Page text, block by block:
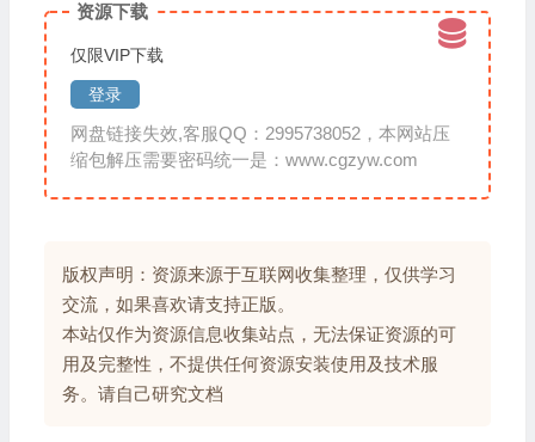
资源下载
仅限VIP下载
登录
网盘链接失效,客服QQ：2995738052，本网站压
缩包解压需要密码统一是：www.cgzyw.com
版权声明：资源来源于互联网收集整理，仅供学习
交流，如果喜欢请支持正版。
本站仅作为资源信息收集站点，无法保证资源的可
用及完整性，不提供任何资源安装使用及技术服
务。请自己研究文档